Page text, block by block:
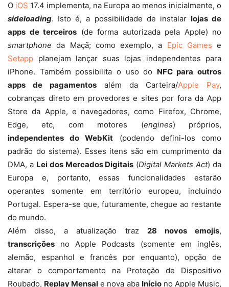
O iOS 17.4 implementa, na Europa ao menos inicialmente, o
sideloading. Isto é, a possibilidade de instalar lojas de
apps de terceiros (de forma autorizada pela Apple) no
smartphone da Maçã; como exemplo, a Epic Games e
Setapp planejam lançar suas lojas independentes para
iPhone. Também possibilita o uso do NFC para outros
apps de pagamentos além da Carteira/Apple Pay,
cobranças direto em provedores e sites por fora da App
Store da Apple, e navegadores, como Firefox, Chrome,
Edge, etc, com motores (engines) próprios,
independentes do WebKit (podendo defini-los como
padrão do sistema). Esses itens são em cumprimento da
DMA, a Lei dos Mercados Digitais (Digital Markets Act) da
Europa e, portanto, essas funcionalidades estarão
operantes somente em território europeu, incluindo
Portugal. Espera-se que, futuramente, chegue ao restante
do mundo.
Além disso, a atualização traz 28 novos emojis,
transcrições no Apple Podcasts (somente em inglês,
alemão, espanhol e francês por enquanto), opção de
alterar o comportamento na Proteção de Dispositivo
Roubado, Replay Mensal e nova aba Iníciono Apple Music,